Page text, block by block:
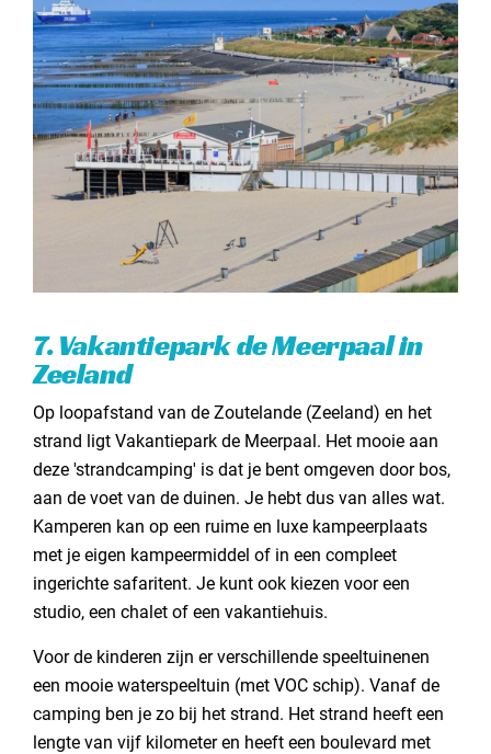
7. Vakantiepark de Meerpaal in
Zeeland
Op loopafstand van de Zoutelande (Zeeland) en het
strand ligt Vakantiepark de Meerpaal. Het mooie aan
deze 'strandcamping' is dat je bent omgeven door bos,
aan de voet van de duinen. Je hebt dus van alles wat.
Kamperen kan op een ruime en luxe kampeerplaats
met je eigen kampeermiddel of in een compleet
ingerichte safaritent. Je kunt ook kiezen voor een
studio, een chalet of een vakantiehuis.
Voor de kinderen zijn er verschillende speeltuinenen
een mooie waterspeeltuin (met VOC schip). Vanaf de
camping ben je zo bij het strand. Het strand heeft een
lengte van vijf kilometer en heeft een boulevard met